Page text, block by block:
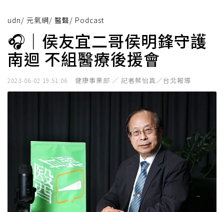
udn/ 元氣網/ 醫聲/ Podcast
🎧｜侯友宜二哥侯明鋒守護
南迴 不組醫療後援會
2023-06-02 19:51:06 健康事業部 ／ 記者蔡怡真／台北報導